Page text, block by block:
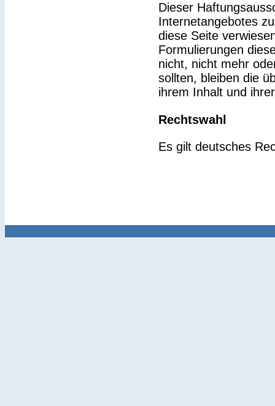
Dieser
Internetangebotes
diese Seite
Formulierungen
nicht, nicht mehr
sollten, bleiben die
ihrem Inhalt und
Rechtswahl
Es gilt deutsches